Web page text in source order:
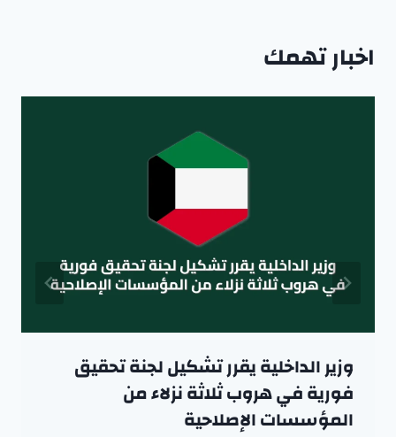
اخبار تهمك
وزير الداخلية يقرر تشكيل لجنة تحقيق
فورية في هروب ثلاثة نزلاء من
المؤسسات الإصلاحية